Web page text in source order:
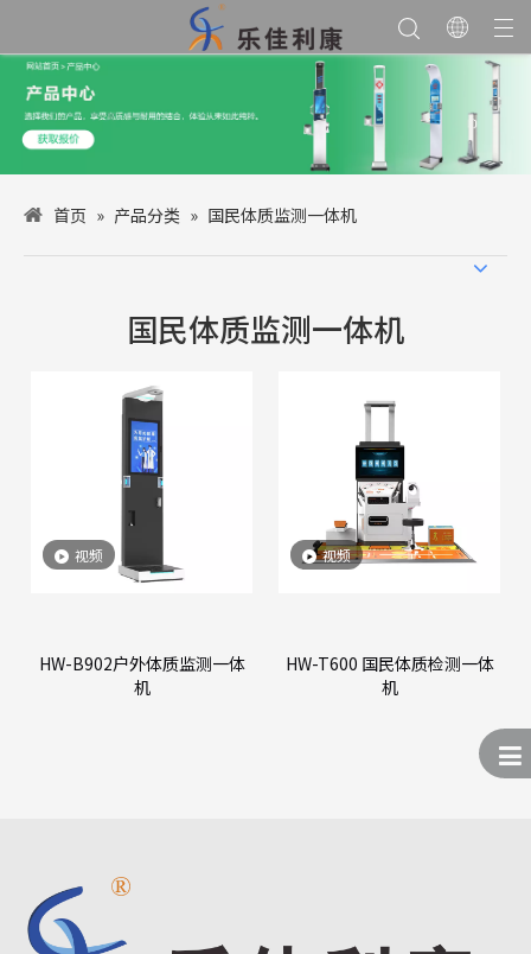
首页 » 产品分类 » 国民体质监测一体机
国民体质监测一体机
视频
HW-B902户外体质监测一体
机
视频
HW-T600 国民体质检测一体
机